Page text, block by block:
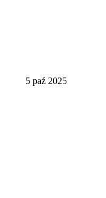
5 paź 2025